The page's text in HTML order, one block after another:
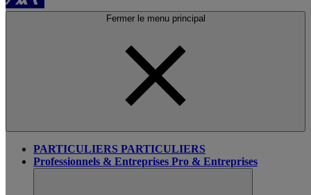
Fermer le menu principal
PARTICULIERS PARTICULIERS
Professionnels & Entreprises Pro & Entreprises